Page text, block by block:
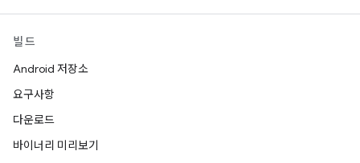
빌드
Android 저장소
요구사항
다운로드
바이너리 미리보기